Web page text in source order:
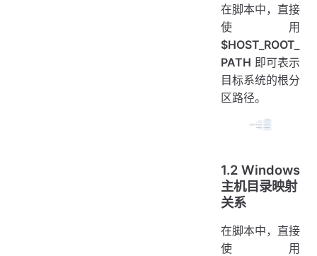
在脚本中，直接
使用
$HOST_ROOT_
PATH 即可表示
目标系统的根分
区路径。
1.2 Windows
主机目录映射
关系
在脚本中，直接
使用